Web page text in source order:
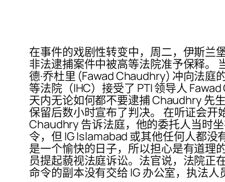
在事件的戏剧性转变中，周二，伊斯兰
非法逮捕案件中被高等法院准予保释。
德·乔杜里 (Fawad Chaudhry) 冲向法
等法院（IHC）接受了 PTI 领导人
天内无论如何都不要逮捕 Chaudhry 先
保留后数小时宣布了判决。 在听证会开
Chaudhry 告诉法庭，他的委托人当时
令，但 IG Islamabad 或其他任何人都
是一个愉快的日子，所以担心是有道理
员提起藐视法庭诉讼。法官说，法院正
命令的副本没有交给 IG 办公室，执法